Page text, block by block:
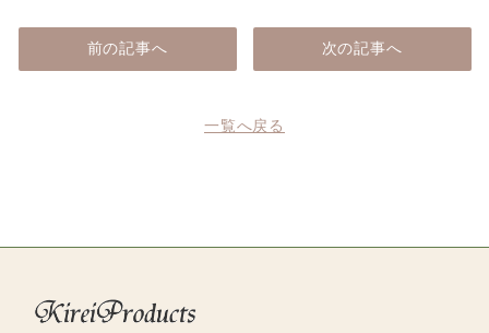
前の記事へ
一覧へ戻る
次の記事へ